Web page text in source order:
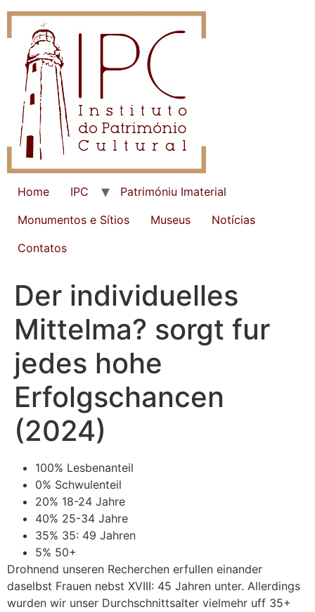
Home IPC
Patrimóniu Imaterial
Monumentos e Sítios
Museus
Notícias
Contatos
Der individuelles
Mittelma? sorgt fur
jedes hohe
Erfolgschancen
(2024)
100% Lesbenanteil
0% Schwulenteil
20% 18-24 Jahre
40% 25-34 Jahre
35% 35: 49 Jahren
5% 50+
Drohnend unseren Recherchen erfullen einander
daselbst Frauen nebst XVIII: 45 Jahren unter. Allerdings
wurden wir unser Durchschnittsalter vielmehr uff 35+